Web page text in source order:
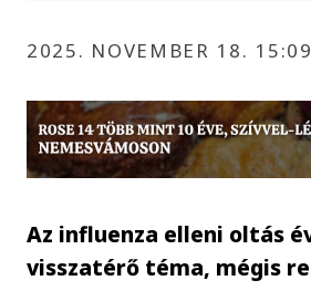
2025. NOVEMBER 18. 15:09
Az influenza elleni oltás
visszatérő téma, mégis